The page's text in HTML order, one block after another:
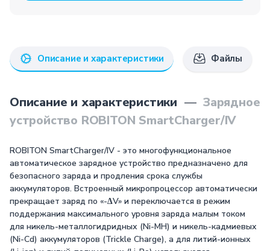
Описание и характеристики Файлы
Описание и характеристики — Зарядное
устройство ROBITON SmartCharger/IV
ROBITON SmartCharger/IV - это многофункциональное
автоматическое зарядное устройство предназначено для
безопасного заряда и продления срока службы
аккумуляторов. Встроенный микропроцессор автоматически
прекращает заряд по «-∆V» и переключается в режим
поддержания максимального уровня заряда малым током
для никель-металлогидридных (Ni-MH) и никель-кадмиевых
(Ni-Cd) аккумуляторов (Trickle Charge), а для литий-ионных